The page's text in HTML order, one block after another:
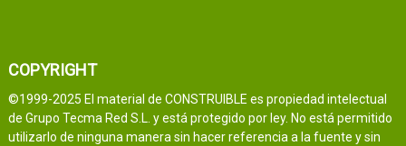
COPYRIGHT
©1999-2025 El material de CONSTRUIBLE es propiedad intelectual
de Grupo Tecma Red S.L. y está protegido por ley. No está permitido
utilizarlo de ninguna manera sin hacer referencia a la fuente y sin